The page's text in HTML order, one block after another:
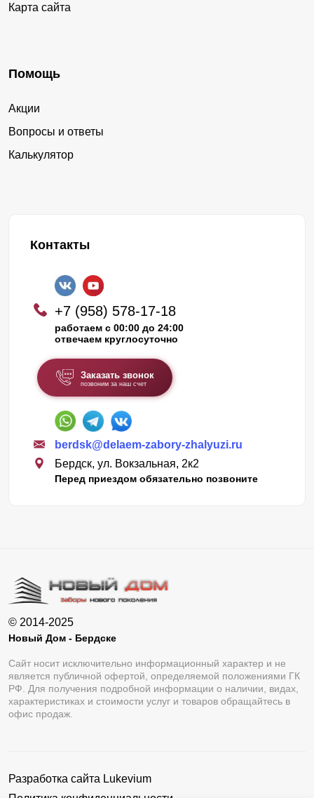
Карта сайта
Помощь
Акции
Вопросы и ответы
Калькулятор
Контакты
+7 (958) 578-17-18
работаем с 00:00 до 24:00
отвечаем круглосуточно
Заказать звонок
позвоним за наш счет
berdsk@delaem-zabory-zhalyuzi.ru
Бердск, ул. Вокзальная, 2к2
Перед приездом обязательно позвоните
© 2014-2025
Новый Дом - Бердске
Сайт носит исключительно информационный характер и не
является публичной офертой, определяемой положениями ГК
РФ. Для получения подробной информации о наличии, видах,
характеристиках и стоимости услуг и товаров обращайтесь в
офис продаж.
Разработка сайта Lukevium